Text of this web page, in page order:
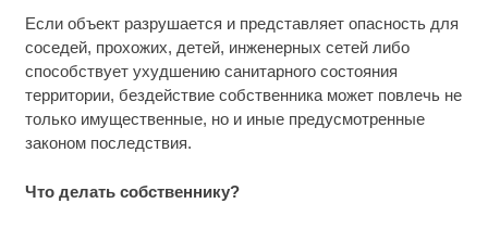
Если объект разрушается и представляет опасность для
соседей, прохожих, детей, инженерных сетей либо
способствует ухудшению санитарного состояния
территории, бездействие собственника может повлечь не
только имущественные, но и иные предусмотренные
законом последствия.
Что делать собственнику?